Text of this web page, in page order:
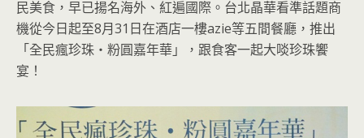
民美食，早已揚名海外、紅遍國際。台北晶華看準話題商
機從今日起至8月31日在酒店一樓azie等五間餐廳，推出
「全民瘋珍珠‧粉圓嘉年華」，跟食客一起大啖珍珠饗
宴！